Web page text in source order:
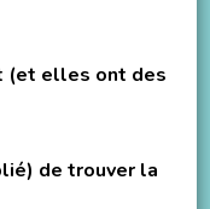
(et elles ont des
de trouver la